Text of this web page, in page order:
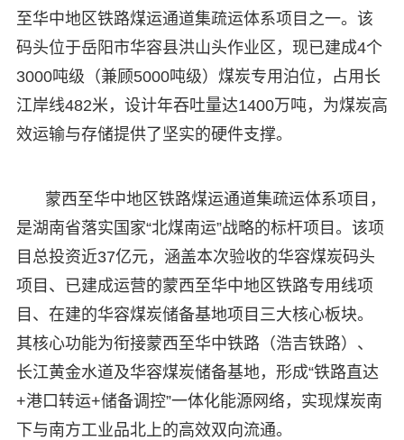
至华中地区铁路煤运通道集疏运体系项目之一。该
码头位于岳阳市华容县洪山头作业区，现已建成4个
3000吨级（兼顾5000吨级）煤炭专用泊位，占用长
江岸线482米，设计年吞吐量达1400万吨，为煤炭高
效运输与存储提供了坚实的硬件支撑。
蒙西至华中地区铁路煤运通道集疏运体系项目，
是湖南省落实国家“北煤南运”战略的标杆项目。该项
目总投资近37亿元，涵盖本次验收的华容煤炭码头
项目、已建成运营的蒙西至华中地区铁路专用线项
目、在建的华容煤炭储备基地项目三大核心板块。
其核心功能为衔接蒙西至华中铁路（浩吉铁路）、
长江黄金水道及华容煤炭储备基地，形成“铁路直达
+港口转运+储备调控”一体化能源网络，实现煤炭南
下与南方工业品北上的高效双向流通。